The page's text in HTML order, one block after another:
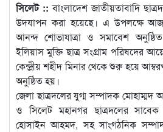
সিলেট ::বাংলাদেশ জাতীয়তাবাদি
উদযাপন করা হয়েছে। এ উপলক্ষে
আনন্দ শোভাযাত্রা ও সমাবেশ
ইলিয়াস মুক্তি ছাত্র সংগ্রাম পরিষদের
কেন্দ্রীয় শহীদ মিনার থেকে শুরু হয়ে
অনুষ্ঠিত হয়।
জেলা ছাত্রদলের যুগ্ম সম্পাদক মোহাম্মদ
ও সিলেট মহানগর ছাত্রদলের
হোসাইন আহমদ, সহ সাংগঠনিক